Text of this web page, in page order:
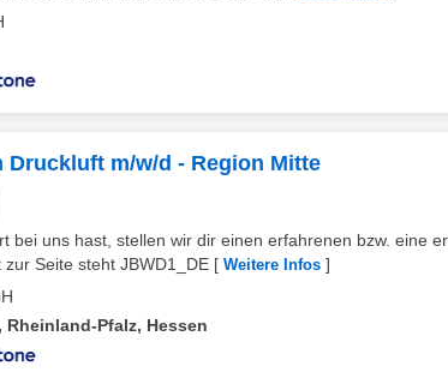
m/w/d - Region Mitte
bei uns hast, stellen wir dir einen erfahrenen bzw. eine
Seite steht JBWD1_DE [ Weitere Infos ]
Pfalz, Hessen